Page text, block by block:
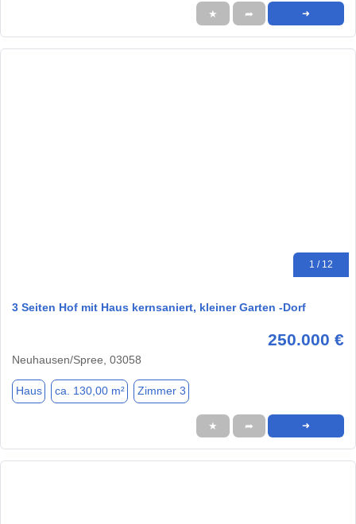
★ ➦ ➜
1 / 12
3 Seiten Hof mit Haus kernsaniert, kleiner Garten -Dorf
250.000 €
Neuhausen/Spree, 03058
Haus ca. 130,00 m² Zimmer 3
★ ➦ ➜